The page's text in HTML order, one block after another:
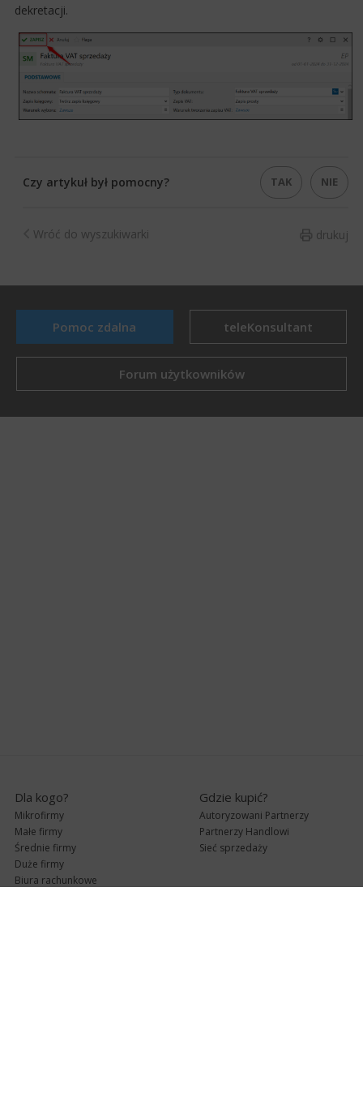
dekretacji.​
Czy artykuł był pomocny? TAK NIE
drukuj
Wróć do wyszukiwarki
Pomoc zdalna teleKonsultant
Forum użytkowników
Dla kogo?
Mikrofirmy
Małe firmy
Średnie firmy
Duże firmy
Biura rachunkowe
Gdzie kupić?
Autoryzowani Partnerzy
Partnerzy Handlowi
Sieć sprzedaży